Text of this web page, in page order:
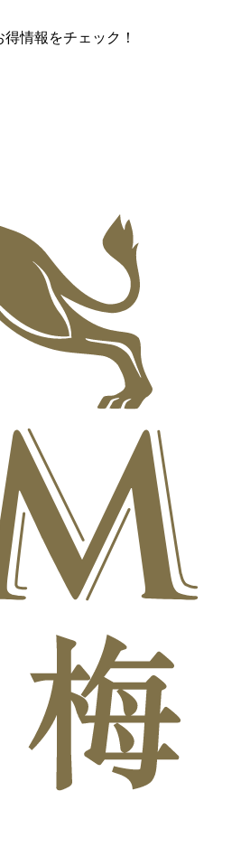
情報をチェック！